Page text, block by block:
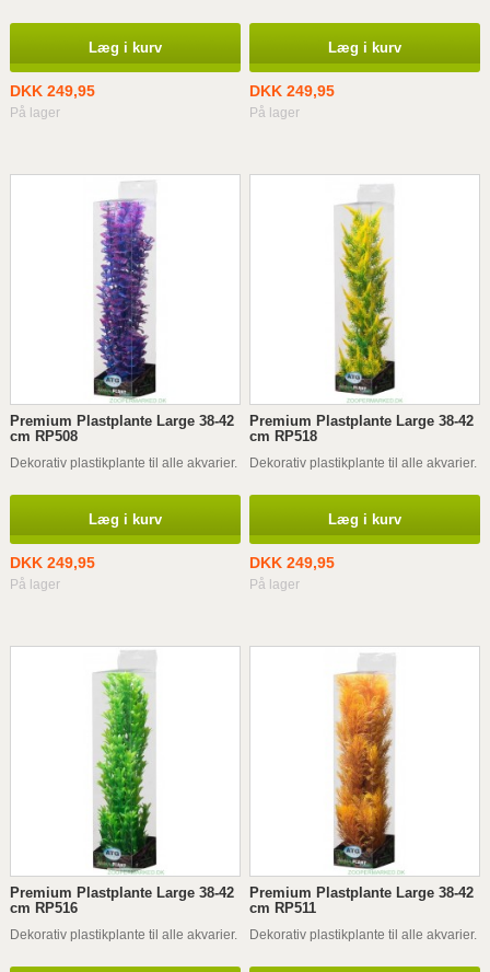
Læg i kurv
DKK 249,95
På lager
Læg i kurv
DKK 249,95
På lager
Premium Plastplante Large 38-42
cm RP508
Dekorativ plastikplante til alle akvarier.
Læg i kurv
DKK 249,95
På lager
Premium Plastplante Large 38-42
cm RP518
Dekorativ plastikplante til alle akvarier.
Læg i kurv
DKK 249,95
På lager
Premium Plastplante Large 38-42
cm RP516
Dekorativ plastikplante til alle akvarier.
Premium Plastplante Large 38-42
cm RP511
Dekorativ plastikplante til alle akvarier.